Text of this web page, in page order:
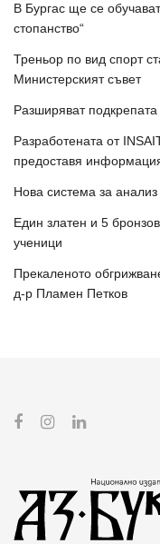
В Бургас ще се
стопанство“
Треньор по вид спорт
Министерският съвет
Разширяват
Разработената от
предоставя
Нова система за
Един златен и 5
ученици
Прекаленото
д-р Пламен Петков